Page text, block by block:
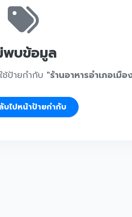
พบข้อมูล
ช้ป้ายกำกับ "ร้านอาหารอำเภอเมือ
บไปหน้าป้ายกำกับ